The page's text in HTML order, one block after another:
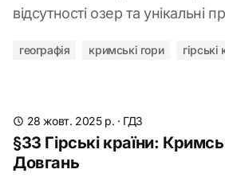
відсутності озер та унікальні
географія кримські гори гірські
28 жовт. 2025 р. · ГДЗ
§33 Гірські країни:
Довгань